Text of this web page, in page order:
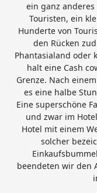
ein ganz
Touristen, ein
Hunderte von
den Rücken
Phantasialand oder
halt eine Cash
Grenze. Nach
es eine halbe
Eine superschöne
und zwar im
Hotel mit einem
solcher
beendeten wir den